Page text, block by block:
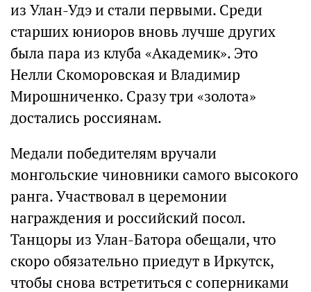
из Улан-Удэ и стали первыми. Среди
старших юниоров вновь лучше других
была пара из клуба «Академик». Это
Нелли Скоморовская и Владимир
Мирошниченко. Сразу три «золота»
достались россиянам.
Медали победителям вручали
монгольские чиновники самого высокого
ранга. Участвовал в церемонии
награждения и российский посол.
Танцоры из Улан-Батора обещали, что
скоро обязательно приедут в Иркутск,
чтобы снова встретиться с соперниками